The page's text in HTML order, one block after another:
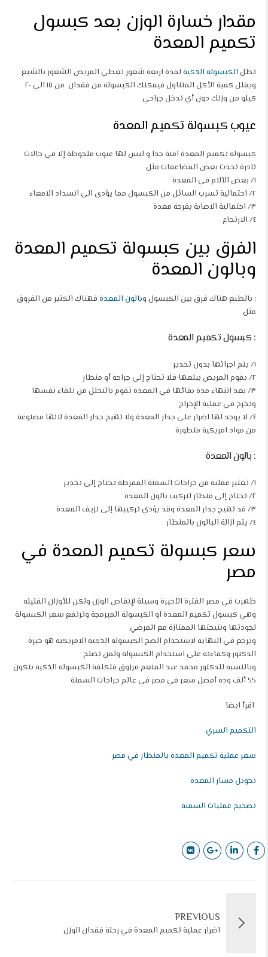
مقدار خسارة الوزن بعد كبسول
تكميم المعدة
تظل الكبسولة الذكية لمدة اربعة شعور تعطي المريض الشعور بالشبع
ويقلل كمية الأكل المتناول فيمكنك الكبسولة من فقدان من ١٥ الي ٢٠
كيلو من وزنك دون أي تدخل جراحي
عيوب كبسولة تكميم المعدة
كبسوله تكميم المعدة امنة جدا و ليس لها عيوب ملحوظة إلا في حالات
نادرة تحدث بعض المضاعفات مثل
١/ بعض الآلام في المعدة
٢/ احتمالية تسرب السائل من الكبسول مما يؤدى الى انسداد الامعاء
٣/ احتمالية الاصابة بقرحة معدة
٤/ الارتجاع
الفرق بين كبسولة تكميم المعدة
وبالون المعدة
: بالطبع هناك فرق بين الكبسول وبالون المعدة فهناك الكثير من الفروق
مثل
: كبسول تكميم المعدة
١/ يتم اجرائها بدون تخدير
٢/ يقوم المريض ببلعها فلا تحتاج إلى جراحة أو منظار
٣/ بعد انتهاء مدة بقائها في المعدة تقوم بالتحلل من تلقاء نفسها
وتخرج في عملية الإخراج
٤/ لا يوجد لها اضرار على جدار المعدة ولا تهيج جدار المعدة لانها مصنوعة
من مواد امريكية متطورة
: بالون المعدة
١/ تعتبر عملية من جراحات السمنة المفرطة تحتاج إلى تخدير
٢/ تحتاج إلى منظار لتركيب بالون المعدة
٣/ قد تهيج جدار المعدة وقد يؤدي تركيبها إلى نزيف المعدة
٤/ يتم ازالة البالون بالمنظار
سعر كبسولة تكميم المعدة في
مصر
ظهرت في مصر الفترة الأخيرة وسيلة لإنقاص الوزن ولكن للأوزان القليله
وهي كبسول تكميم المعدة او الكبسولة المبرمجة وترتفع سعر الكبسولة
لجودتها ونتيجتها الممتازة مع المرضي
ويرجع في النهاية لاستخدام الصح الكبسوله الذكيه الامريكيه هو خبرة
الدكتور وكفاءته على استخدام الكبسولة ولمن تصلح
وبالنسبه للدكتور محمد عبد المنعم مرزوق فتكلفة الكبسوله الذكيه بتكون
55 ألف وده أفضل سعر في مصر في عالم جراحات السمنة
اقرأ ايضا
التكميم السري
سعر عملية تكميم المعدة بالمنظار في مصر
تحويل مسار المعدة
تصحيح عمليات السمنة
PREVIOUS
اضرار عملية تكميم المعدة في رحلة فقدان الوزن